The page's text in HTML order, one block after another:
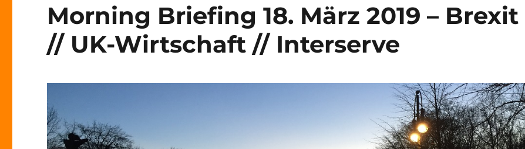
Morning Briefing 18. März 2019 – Brexit
// UK-Wirtschaft // Interserve